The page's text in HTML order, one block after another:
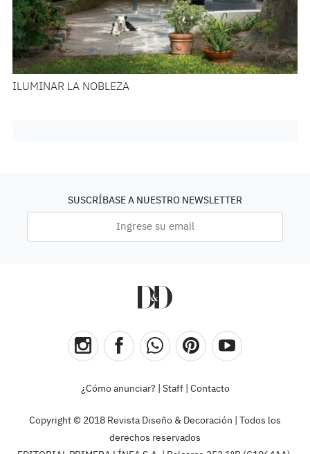
ILUMINAR LA NOBLEZA
SUSCRÍBASE A NUESTRO NEWSLETTER
¿Cómo anunciar? Staff| Contacto
Copyright © 2018 Revista Diseño & Decoración | Todos los
derechos reservados